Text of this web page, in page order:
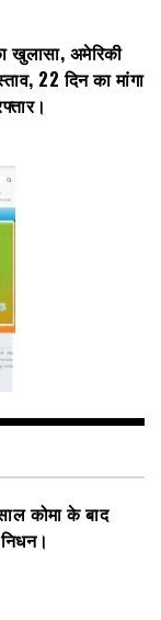
खुलासा, अमेरिकी
22 दिन का मांगा
कोमा के बाद